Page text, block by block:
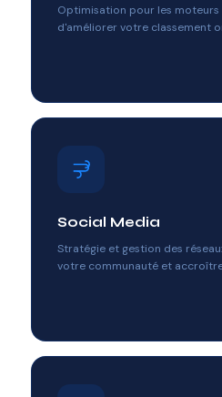
Optimisation pour les moteurs
d'améliorer votre classement
Social Media
Stratégie et gestion des
votre communauté et